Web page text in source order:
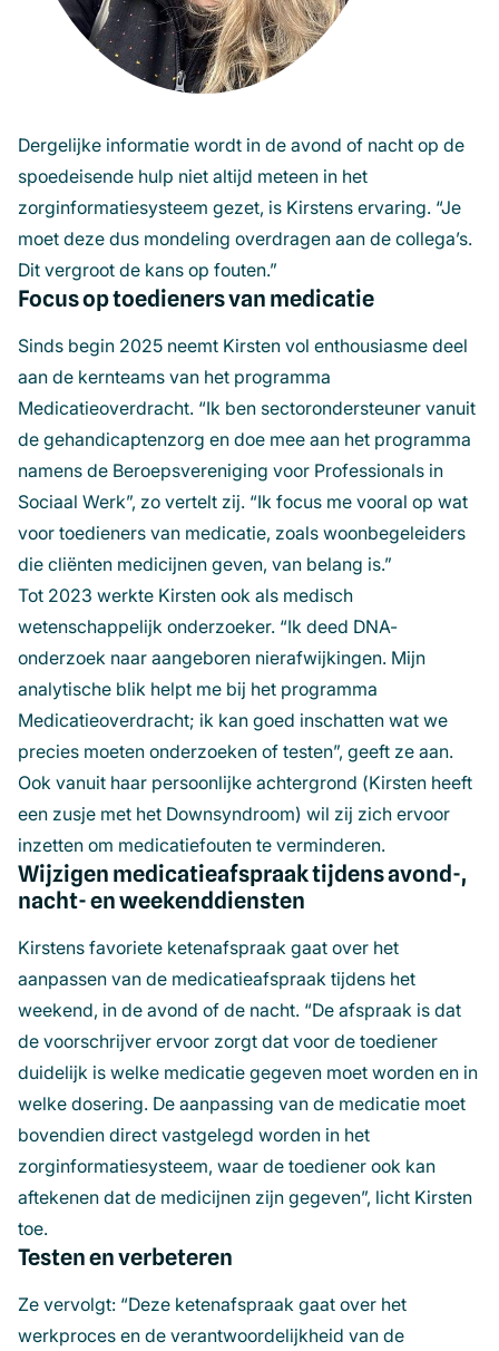
Dergelijke informatie wordt in de avond of nacht op de
spoedeisende hulp niet altijd meteen in het
zorginformatiesysteem gezet, is Kirstens ervaring. “Je
moet deze dus mondeling overdragen aan de collega’s.
Dit vergroot de kans op fouten.”
Focus op toedieners van medicatie
Sinds begin 2025 neemt Kirsten vol enthousiasme deel
aan de kernteams van het programma
Medicatieoverdracht. “Ik ben sectorondersteuner vanuit
de gehandicaptenzorg en doe mee aan het programma
namens de Beroepsvereniging voor Professionals in
Sociaal Werk”, zo vertelt zij. “Ik focus me vooral op wat
voor toedieners van medicatie, zoals woonbegeleiders
die cliënten medicijnen geven, van belang is.”
Tot 2023 werkte Kirsten ook als medisch
wetenschappelijk onderzoeker. “Ik deed DNA-
onderzoek naar aangeboren nierafwijkingen. Mijn
analytische blik helpt me bij het programma
Medicatieoverdracht; ik kan goed inschatten wat we
precies moeten onderzoeken of testen”, geeft ze aan.
Ook vanuit haar persoonlijke achtergrond (Kirsten heeft
een zusje met het Downsyndroom) wil zij zich ervoor
inzetten om medicatiefouten te verminderen.
Wijzigen medicatieafspraak tijdens avond-,
nacht- en weekenddiensten
Kirstens favoriete ketenafspraak gaat over het
aanpassen van de medicatieafspraak tijdens het
weekend, in de avond of de nacht. “De afspraak is dat
de voorschrijver ervoor zorgt dat voor de toediener
duidelijk is welke medicatie gegeven moet worden en in
welke dosering. De aanpassing van de medicatie moet
bovendien direct vastgelegd worden in het
zorginformatiesysteem, waar de toediener ook kan
aftekenen dat de medicijnen zijn gegeven”, licht Kirsten
toe.
Testen en verbeteren
Ze vervolgt: “Deze ketenafspraak gaat over het
werkproces en de verantwoordelijkheid van de